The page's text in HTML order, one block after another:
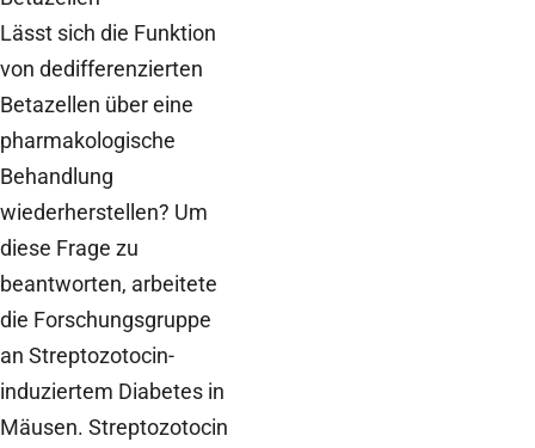
Lässt sich die Funktion
von dedifferenzierten
Betazellen über eine
pharmakologische
Behandlung
wiederherstellen? Um
diese Frage zu
beantworten, arbeitete
die Forschungsgruppe
an Streptozotocin-
induziertem Diabetes in
Mäusen. Streptozotocin